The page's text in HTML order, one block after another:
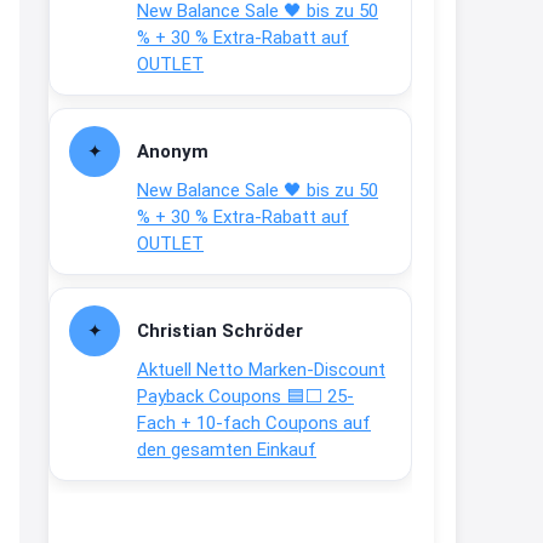
New Balance Sale 🖤 bis zu 50
% + 30 % Extra-Rabatt auf
OUTLET
Anonym
New Balance Sale 🖤 bis zu 50
% + 30 % Extra-Rabatt auf
OUTLET
Christian Schröder
Aktuell Netto Marken-Discount
Payback Coupons 🟦⬜ 25-
Fach + 10-fach Coupons auf
den gesamten Einkauf
Text weiter unten
shop.bioeg.de/aufkleber-
achtun...
↩
Joachim
Gratis personalisierte 7-Tage
Ration Micronährstoffe/ Vitamine
↩
Joachim